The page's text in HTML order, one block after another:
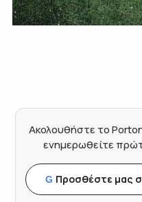
Ακολουθήστε το
ενημερωθείτε
G Προσθέστε μας